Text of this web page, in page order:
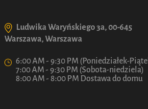
7
Ludwika Waryńskiego 3a, 00-645
Warszawa, Warszawa
6:00 AM - 9:30 PM (Poniedziałek-
7:00 AM - 9:30 PM (Sobota-niedziela)
8:00 AM - 8:00 PM Dostawa do domu